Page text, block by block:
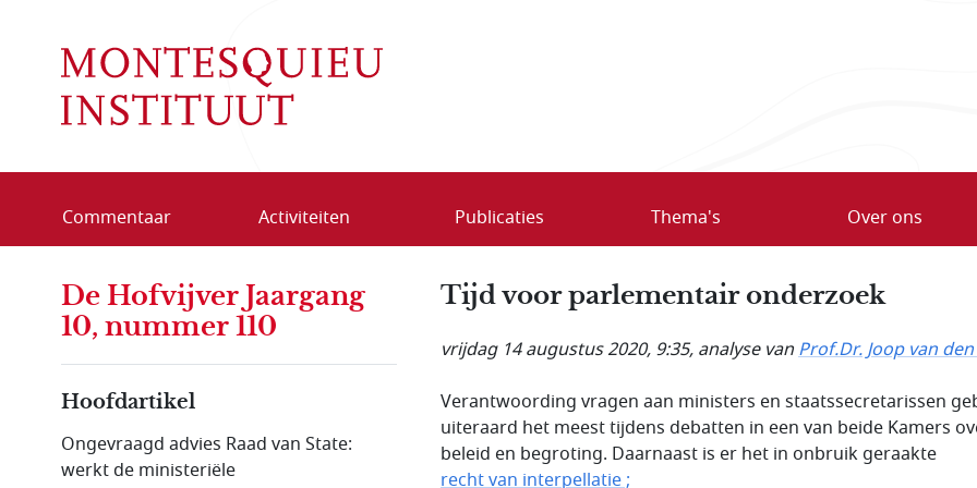
Commentaar Activiteiten Publicaties Thema's Over ons
Tijd voor parlementair onderzoek
vrijdag 14 augustus 2020, 9:35, analyse vanProf.Dr. Joop van
Verantwoording vragen aan ministers en staatssecretarissen
uiteraard het meest tijdens debatten in een van beide Kamers
beleid en begroting. Daarnaast is er het in onbruik geraakte
recht van interpellatie ;
De Hofvijver Jaargang
10, nummer 110
Hoofdartikel
Ongevraagd advies Raad van State:
werkt de ministeriële